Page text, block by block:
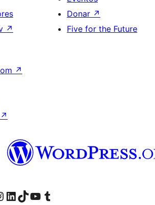
↗
Donar ↗
Five for the Future
↗
↗
Threads
página de Facebook
nuestra cuenta de Instagram
Visita nuestra cuenta de LinkedIn
Visita nuestra cuenta de TikTok
Visita nuestro canal de YouTube
Visita nuestra cuenta de Tumblr